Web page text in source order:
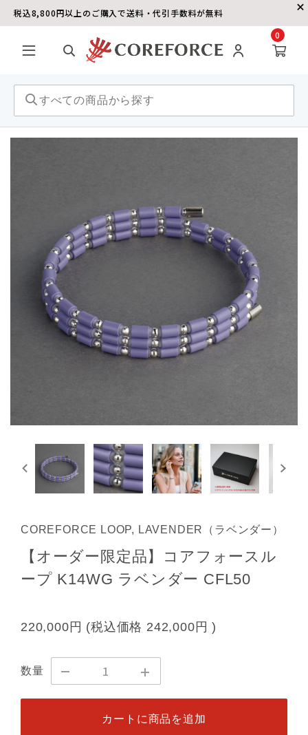
税込8,800円以上のご購入で送料・代引手数料が無料
0
COREFORCE LOOP, LAVENDER（ラベンダー）
【オーダー限定品】コアフォースル
ープ K14WG ラベンダー CFL50
220,000円 (税込価格 242,000円 )
数量
カートに商品を追加